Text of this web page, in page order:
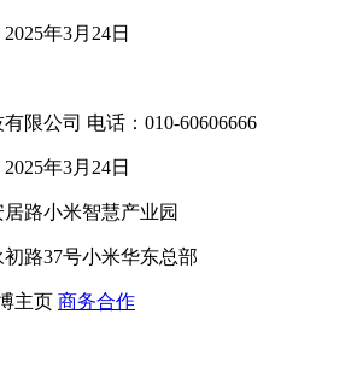
年3月24日
限公司 电话：010-60606666
年3月24日
路小米智慧产业园
路37号小米华东总部
主页 商务合作